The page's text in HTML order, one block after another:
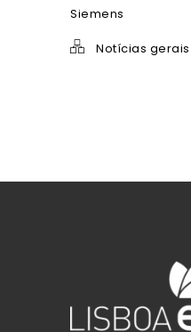
Siemens
Notícias gerais